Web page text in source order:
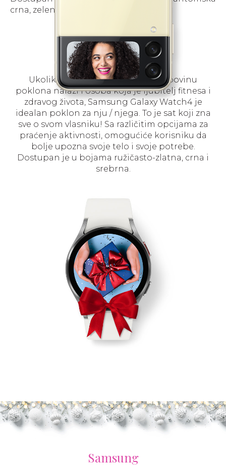
crna, zelena i lavanda.
Samsung
Galaxy Watch4
Ukoliko se na vašem spisku za kupovinu
poklona nalazi i osoba koja je ljubitelj fitnesa i
zdravog života, Samsung Galaxy Watch4 je
idealan poklon za nju / njega. To je sat koji zna
sve o svom vlasniku! Sa različitim opcijama za
praćenje aktivnosti, omogućiće korisniku da
bolje upozna svoje telo i svoje potrebe.
Dostupan je u bojama ružičasto-zlatna, crna i
srebrna.
Samsung